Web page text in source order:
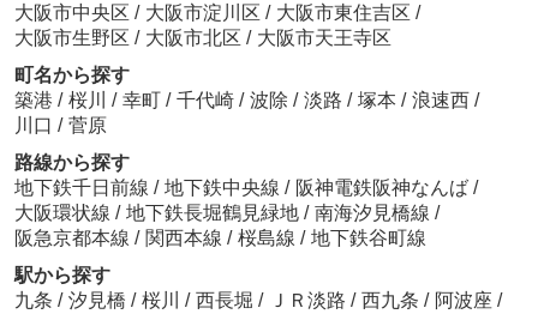
大阪市中央区 / 大阪市淀川区 / 大阪市東住吉区 /
大阪市生野区 / 大阪市北区 / 大阪市天王寺区
町名から探す
築港 / 桜川 / 幸町 / 千代崎 / 波除 / 淡路 / 塚本 / 浪速西 /
川口 / 菅原
路線から探す
地下鉄千日前線 / 地下鉄中央線 / 阪神電鉄阪神なんば /
大阪環状線 / 地下鉄長堀鶴見緑地 / 南海汐見橋線 /
阪急京都本線 / 関西本線 / 桜島線 / 地下鉄谷町線
駅から探す
九条 / 汐見橋 / 桜川 / 西長堀 / ＪＲ淡路 / 西九条 / 阿波座 /